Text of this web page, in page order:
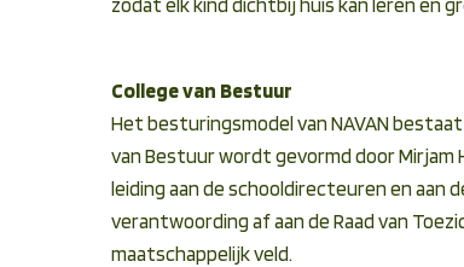
College van Bestuur
Het besturingsmodel van NAVAN
van Bestuur wordt gevormd door Mirjam
leiding aan de schooldirecteuren en aan
verantwoording af aan de Raad van
maatschappelijk veld.